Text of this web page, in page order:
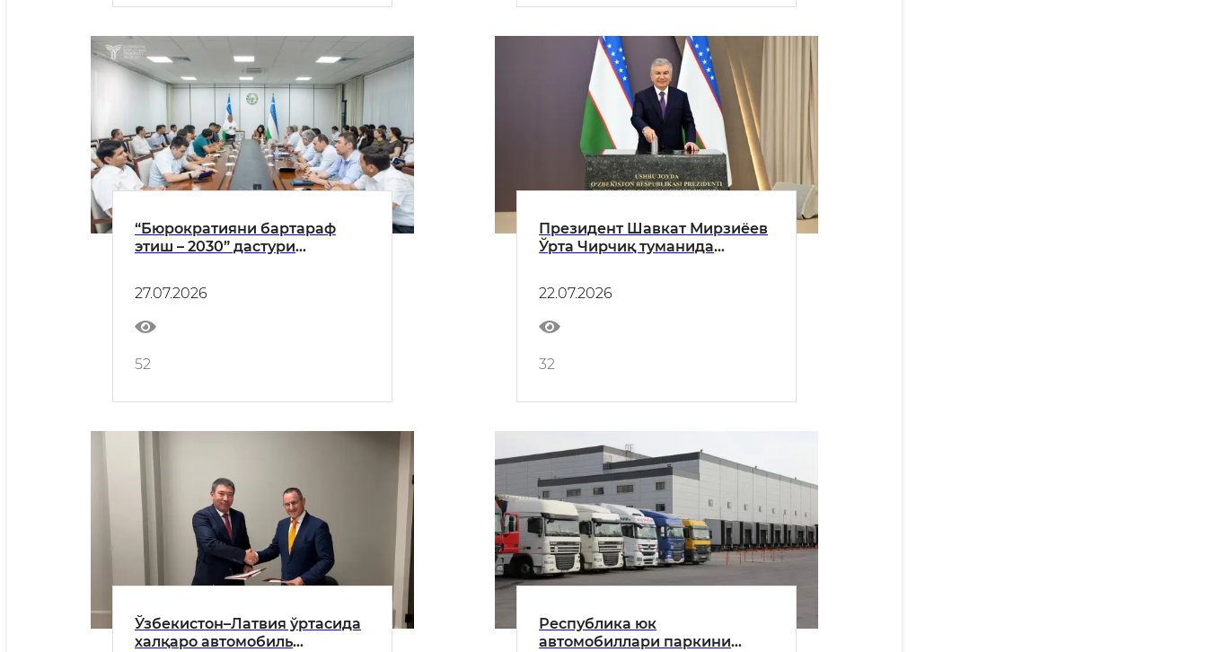
“Бюрократияни бартараф
этиш – 2030” дастури
масалалари муҳокама
қилинди
27.07.2026
52
Президент Шавкат Мирзиёев
Ўрта Чирчиқ туманида
автомобиль йўли қурилишига
тамал тоши қўйди
22.07.2026
32
Ўзбекистон–Латвия ўртасида
халқаро автомобиль
Республика юк
автомобиллари паркини